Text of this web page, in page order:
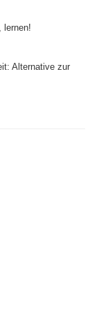
lernen!
Alternative zur